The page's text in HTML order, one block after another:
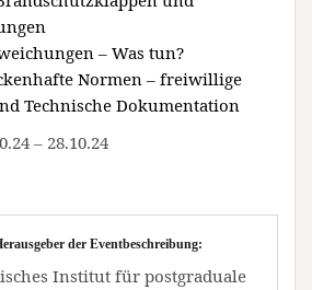
– Was tun?
Normen – freiwillige
Technische Dokumentation
– 28.10.24
der Eventbeschreibung:
Institut für postgraduale